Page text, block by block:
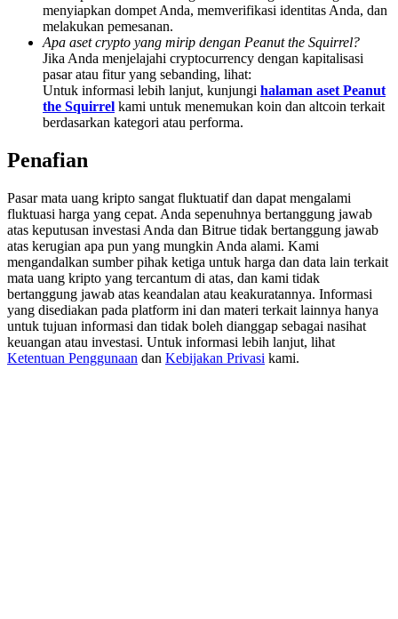
Deposit CASHCAT & Win
Share 500000 CASHCAT prize pool
Register & Trade to Win 500,000 USDT
Precious Metals Trading Carnival
Trade Gold & Silver · 33,333 USDT Bonus
USDT New User Exclusive 10% APR
menyiapkan dompet Anda, memverifikasi identitas Anda, dan
melakukan pemesanan.
Apa aset crypto yang mirip dengan Peanut the Squirrel?
Jika Anda menjelajahi cryptocurrency dengan kapitalisasi
pasar atau fitur yang sebanding, lihat:
Untuk informasi lebih lanjut, kunjungi halaman aset Peanut
the Squirrel kami untuk menemukan koin dan altcoin terkait
berdasarkan kategori atau performa.
Penafian
Pasar mata uang kripto sangat fluktuatif dan dapat mengalami
fluktuasi harga yang cepat. Anda sepenuhnya bertanggung jawab
atas keputusan investasi Anda dan Bitrue tidak bertanggung jawab
atas kerugian apa pun yang mungkin Anda alami. Kami
mengandalkan sumber pihak ketiga untuk harga dan data lain terkait
mata uang kripto yang tercantum di atas, dan kami tidak
bertanggung jawab atas keandalan atau keakuratannya. Informasi
yang disediakan pada platform ini dan materi terkait lainnya hanya
untuk tujuan informasi dan tidak boleh dianggap sebagai nasihat
keuangan atau investasi. Untuk informasi lebih lanjut, lihat
Ketentuan Penggunaan dan Kebijakan Privasi kami.